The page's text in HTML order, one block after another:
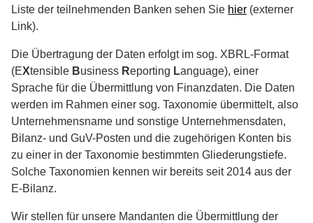
Liste der teilnehmenden Banken sehen Sie hier (externer
Link).
Die Übertragung der Daten erfolgt im sog. XBRL-Format
(EXtensible Business Reporting Language), einer
Sprache für die Übermittlung von Finanzdaten. Die Daten
werden im Rahmen einer sog. Taxonomie übermittelt, also
Unternehmensname und sonstige Unternehmensdaten,
Bilanz- und GuV-Posten und die zugehörigen Konten bis
zu einer in der Taxonomie bestimmten Gliederungstiefe.
Solche Taxonomien kennen wir bereits seit 2014 aus der
E-Bilanz.
Wir stellen für unsere Mandanten die Übermittlung der